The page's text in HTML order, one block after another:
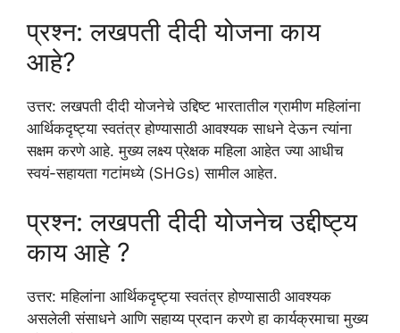
प्रश्न: लखपती दीदी योजना काय
आहे?
उत्तर: लखपती दीदी योजनेचे उद्दिष्ट भारतातील ग्रामीण महिलांना
आर्थिकदृष्ट्या स्वतंत्र होण्यासाठी आवश्यक साधने देऊन त्यांना
सक्षम करणे आहे. मुख्य लक्ष्य प्रेक्षक महिला आहेत ज्या आधीच
स्वयं-सहायता गटांमध्ये (SHGs) सामील आहेत.
प्रश्न: लखपती दीदी योजनेच उद्दीष्ट्य
काय आहे ?
उत्तर: महिलांना आर्थिकदृष्ट्या स्वतंत्र होण्यासाठी आवश्यक
असलेली संसाधने आणि सहाय्य प्रदान करणे हा कार्यक्रमाचा मुख्य